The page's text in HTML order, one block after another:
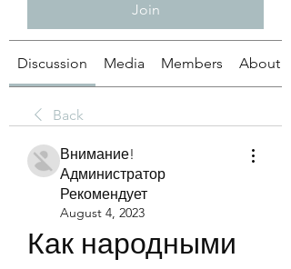
Join
Discussion Media Members About
Back
Внимание!
Администратор
Рекомендует
August 4, 2023
Как народными